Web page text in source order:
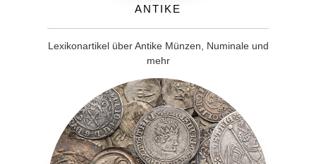
Antike
Lexikonartikel über Antike Münzen, Numinale und
mehr